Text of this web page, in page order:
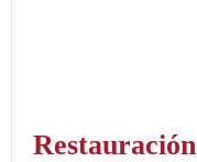
Restauración